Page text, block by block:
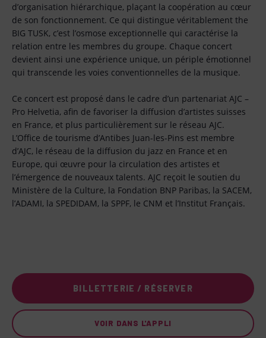
d’organisation hiérarchique, plaçant la coopération au cœur
de son fonctionnement. Ce qui distingue véritablement the
BIG TUSK, c’est l’osmose exceptionnelle qui caractérise la
relation entre les membres du groupe. Chaque concert
devient ainsi une expérience unique, un périple émotionnel
qui transcende les voies conventionnelles de la musique.
Ce concert est proposé dans le cadre d’un partenariat AJC –
Pro Helvetia, afin de favoriser la diffusion d’artistes suisses
en France, et plus particulièrement sur le réseau AJC.
L’Office de tourisme d’Antibes Juan-les-Pins est membre
d’AJC, le réseau de la diffusion du jazz en France et en
Europe, qui œuvre pour la circulation des artistes et
l’émergence de nouveaux talents. AJC reçoit le soutien du
Ministère de la Culture, la Fondation BNP Paribas, la SACEM,
l’ADAMI, la SPEDIDAM, la SPPF, le CNM et l’Institut Français.
BILLETTERIE / RÉSERVER
VOIR DANS L'APPLI